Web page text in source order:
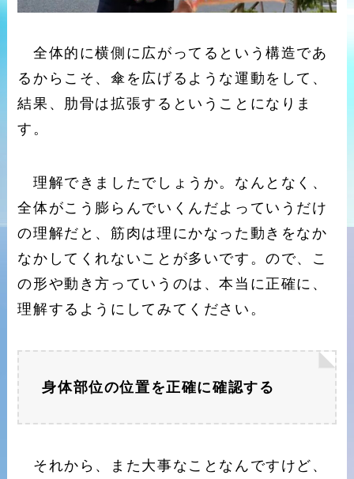
全体的に横側に広がってるという構造であ
るからこそ、傘を広げるような運動をして、
結果、肋骨は拡張するということになりま
す。
理解できましたでしょうか。なんとなく、
全体がこう膨らんでいくんだよっていうだけ
の理解だと、筋肉は理にかなった動きをなか
なかしてくれないことが多いです。ので、こ
の形や動き方っていうのは、本当に正確に、
理解するようにしてみてください。
身体部位の位置を正確に確認する
それから、また大事なことなんですけど、